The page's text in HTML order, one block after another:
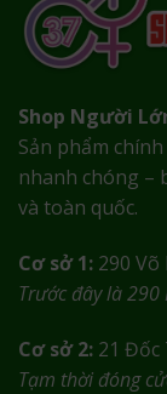
Shop Người
Sản phẩm
nhanh chóng –
và toàn quốc.
Cơ sở 1: 290
Trước đây là 290
Cơ sở 2: 21 Đốc
Tạm thời đóng